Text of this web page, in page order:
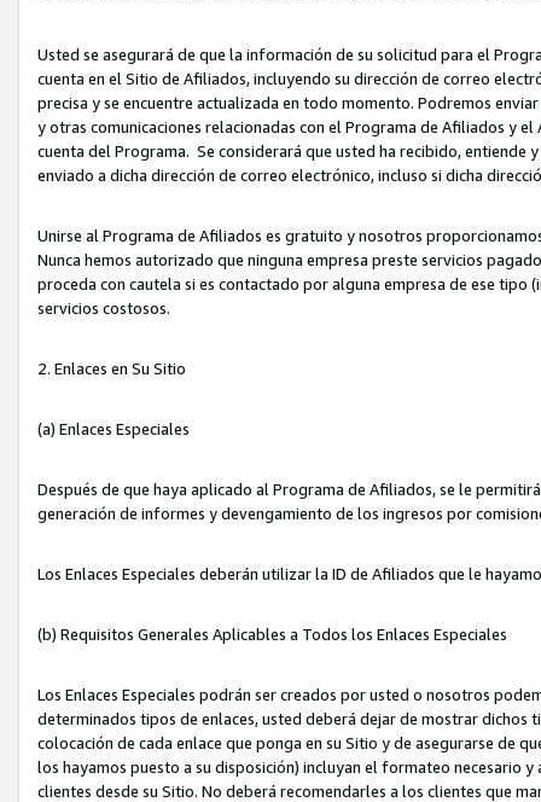
Usted se asegurará de que la información de su solicitud para el
cuenta en el Sitio de Afiliados, incluyendo su dirección de correo
precisa y se encuentre actualizada en todo momento. Podremos
y otras comunicaciones relacionadas con el Programa de Afiliados y
cuenta del Programa. Se considerará que usted ha recibido, entiende
enviado a dicha dirección de correo electrónico, incluso si dicha
Unirse al Programa de Afiliados es gratuito y nosotros
Nunca hemos autorizado que ninguna empresa preste servicios
proceda con cautela si es contactado por alguna empresa de ese
servicios costosos.
2. Enlaces en Su Sitio
(a) Enlaces Especiales
Después de que haya aplicado al Programa de Afiliados, se le
generación de informes y devengamiento de los ingresos por
Los Enlaces Especiales deberán utilizar la ID de Afiliados que le
(b) Requisitos Generales Aplicables a Todos los Enlaces Especiales
Los Enlaces Especiales podrán ser creados por usted o nosotros
determinados tipos de enlaces, usted deberá dejar de mostrar dichos
colocación de cada enlace que ponga en su Sitio y de asegurarse de
los hayamos puesto a su disposición) incluyan el formateo necesario
clientes desde su Sitio. No deberá recomendarles a los clientes que